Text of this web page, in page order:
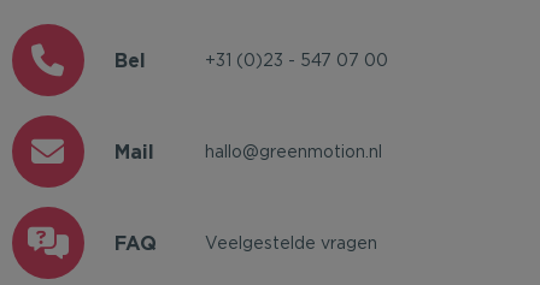
Bel +31 (0)23 - 547 07 00
Mail hallo@greenmotion.nl
FAQ Veelgestelde vragen